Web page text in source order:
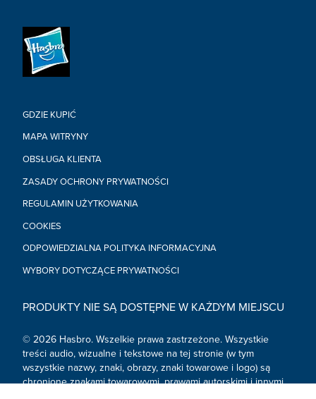
GDZIE KUPIĆ
MAPA WITRYNY
OBSŁUGA KLIENTA
ZASADY OCHRONY PRYWATNOŚCI
REGULAMIN UŻYTKOWANIA
COOKIES
ODPOWIEDZIALNA POLITYKA INFORMACYJNA
WYBORY DOTYCZĄCE PRYWATNOŚCI
PRODUKTY NIE SĄ DOSTĘPNE W KAŻDYM MIEJSCU
© 2026 Hasbro. Wszelkie prawa zastrzeżone. Wszystkie
treści audio, wizualne i tekstowe na tej stronie (w tym
wszystkie nazwy, znaki, obrazy, znaki towarowe i logo) są
chronione znakami towarowymi, prawami autorskimi i innymi